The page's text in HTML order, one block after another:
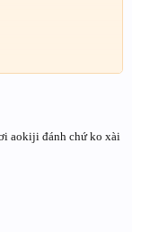
aokiji đánh chứ ko xài